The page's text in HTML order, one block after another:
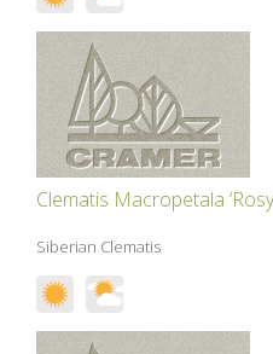
Clematis Macropetala ‘Rosy
Siberian Clematis